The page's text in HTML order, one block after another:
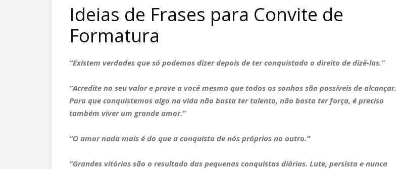
Ideias de Frases para Convite de
Formatura
“Existem verdades que só podemos dizer depois de ter conquistado o direito de dizê-las.”
“Acredite no seu valor e prove a você mesmo que todos os sonhos são possíveis de alcançar.
Para que conquistemos algo na vida não basta ter talento, não basta ter força, é preciso
também viver um grande amor.”
“O amor nada mais é do que a conquista de nós próprios no outro.”
“Grandes vitórias são o resultado das pequenas conquistas diárias. Lute, persista e nunca